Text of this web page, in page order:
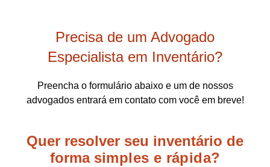
Precisa de um Advogado
Especialista em Inventário?
Preencha o formulário abaixo e um de nossos
advogados entrará em contato com você em breve!
Quer resolver seu inventário de
forma simples e rápida?